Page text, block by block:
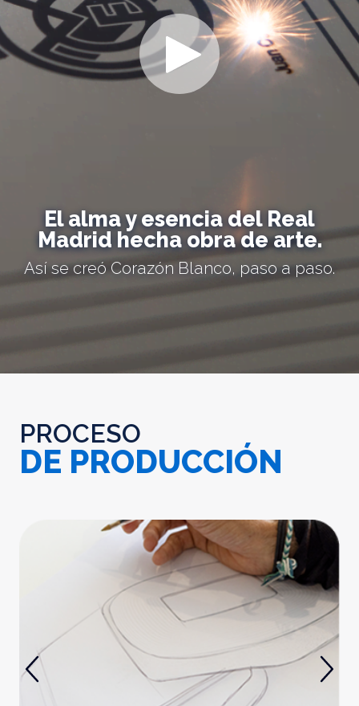
El alma y esencia del Real
Madrid hecha obra de arte.
Así se creó Corazón Blanco, paso a paso.
PROCESO
DE PRODUCCIÓN